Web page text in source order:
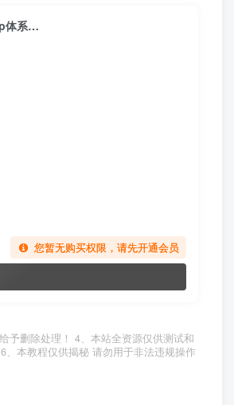
体系…
您暂无购买权限，请先开通会员
予删除处理！ 4、本站全资源仅供测试和
本教程仅供揭秘 请勿用于非法违规操作